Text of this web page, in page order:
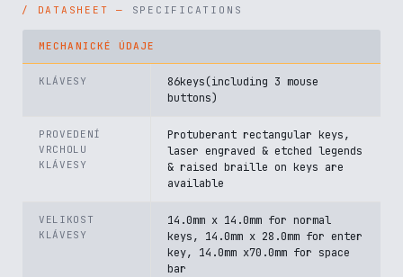
SPECIFICATIONS
MECHANICKÉ ÚDAJE
KLÁVESY
86keys(including 3 mouse
buttons)
PROVEDENÍ
VRCHOLU
KLÁVESY
Protuberant rectangular keys,
laser engraved & etched legends
& raised braille on keys are
available
VELIKOST
KLÁVESY
14.0mm x 14.0mm for normal
keys, 14.0mm x 28.0mm for enter
key, 14.0mm x70.0mm for space
bar